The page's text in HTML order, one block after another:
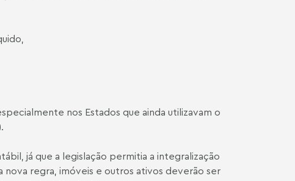
nos Estados que ainda utilizavam o
já que a legislação permitia a integralização
regra, imóveis e outros ativos deverão ser